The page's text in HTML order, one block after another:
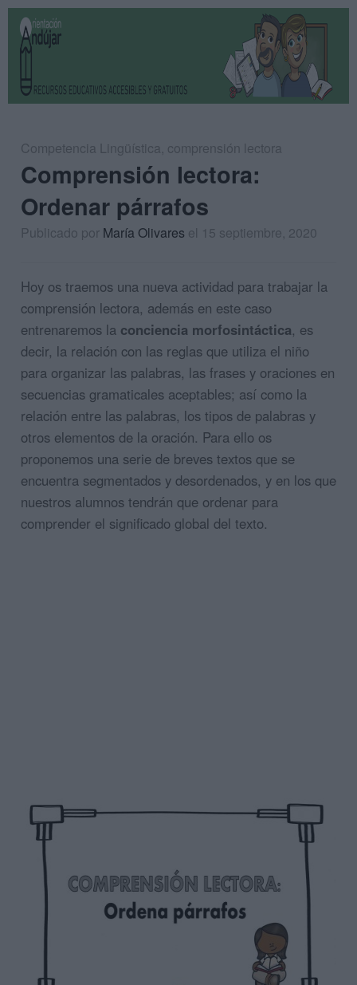
Competencia Lingüística, comprensión lectora
Comprensión lectora:
Ordenar párrafos
Publicado por María Olivares el 15 septiembre, 2020
Hoy os traemos una nueva actividad para trabajar la
comprensión lectora, además en este caso
entrenaremos la conciencia morfosintáctica, es
decir, la relación con las reglas que utiliza el niño
para organizar las palabras, las frases y oraciones en
secuencias gramaticales aceptables; así como la
relación entre las palabras, los tipos de palabras y
otros elementos de la oración. Para ello os
proponemos una serie de breves textos que se
encuentra segmentados y desordenados, y en los que
nuestros alumnos tendrán que ordenar para
comprender el significado global del texto.